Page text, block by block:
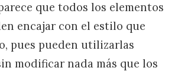
que todos los elementos
encajar con el estilo que
pues pueden utilizarlas
modificar nada más que los